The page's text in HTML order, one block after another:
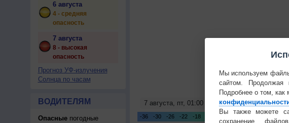
6 августа
4 - средняя
опасность
7 августа
8 - высокая
опасность
Прогноз УФ-излучения
Солнца по часам
ВОДИТЕЛЯМ
Опасныепогодные
Мы используем
сайтом. Продолжая
Подробнее о том,
Вы также можете
сохранение